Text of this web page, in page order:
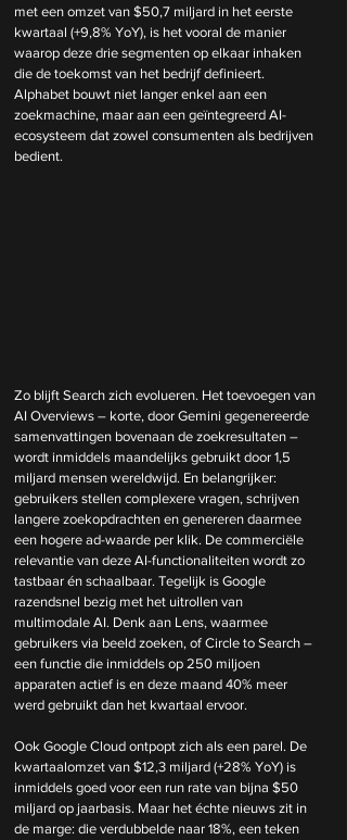
met een omzet van $50,7 miljard in het eerste
kwartaal (+9,8% YoY), is het vooral de manier
waarop deze drie segmenten op elkaar inhaken
die de toekomst van het bedrijf definieert.
Alphabet bouwt niet langer enkel aan een
zoekmachine, maar aan een geïntegreerd AI-
ecosysteem dat zowel consumenten als bedrijven
bedient.
Zo blijft Search zich evolueren. Het toevoegen van
AI Overviews – korte, door Gemini gegenereerde
samenvattingen bovenaan de zoekresultaten –
wordt inmiddels maandelijks gebruikt door 1,5
miljard mensen wereldwijd. En belangrijker:
gebruikers stellen complexere vragen, schrijven
langere zoekopdrachten en genereren daarmee
een hogere ad-waarde per klik. De commerciële
relevantie van deze AI-functionaliteiten wordt zo
tastbaar én schaalbaar. Tegelijk is Google
razendsnel bezig met het uitrollen van
multimodale AI. Denk aan Lens, waarmee
gebruikers via beeld zoeken, of Circle to Search –
een functie die inmiddels op 250 miljoen
apparaten actief is en deze maand 40% meer
werd gebruikt dan het kwartaal ervoor.
Ook Google Cloud ontpopt zich als een parel. De
kwartaalomzet van $12,3 miljard (+28% YoY) is
inmiddels goed voor een run rate van bijna $50
miljard op jaarbasis. Maar het échte nieuws zit in
de marge: die verdubbelde naar 18%, een teken